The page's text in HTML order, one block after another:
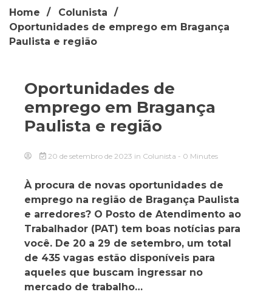
Home
Colunista
Oportunidades de emprego em Bragança
Paulista e região
Oportunidades de
emprego em Bragança
Paulista e região
20 de setembro de 2023 in Colunista - 0 Minutes
À procura de novas oportunidades de
emprego na região de Bragança Paulista
e arredores? O Posto de Atendimento ao
Trabalhador (PAT) tem boas notícias para
você. De 20 a 29 de setembro, um total
de 435 vagas estão disponíveis para
aqueles que buscam ingressar no
mercado de trabalho…